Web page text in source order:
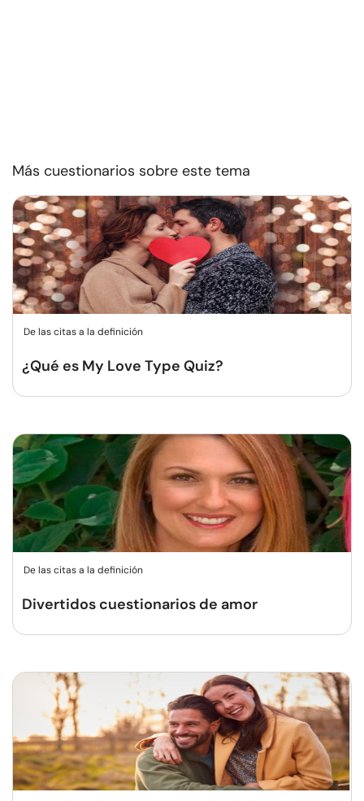
Más cuestionarios sobre este tema
De las citas a la definición
¿Qué es My Love Type Quiz?
De las citas a la definición
Divertidos cuestionarios de amor